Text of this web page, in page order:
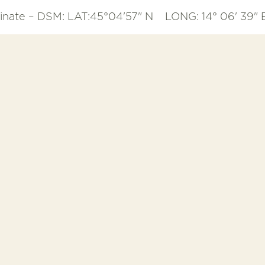
– DSM: LAT:45°04'57" N LONG: 14° 06' 39"